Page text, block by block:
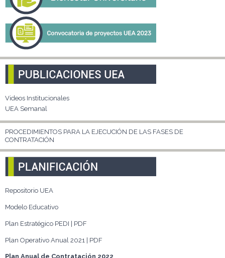
Videos Institucionales
UEA Semanal
PROCEDIMIENTOS PARA LA EJECUCIÓN DE LAS FASES DE
CONTRATACIÓN
Repositorio UEA
Modelo Educativo
Plan Estratégico PEDI | PDF
Plan Operativo Anual 2021 | PDF
Plan Anual de Contratación 2022